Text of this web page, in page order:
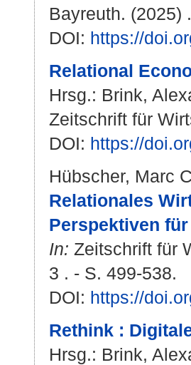
Bayreuth. (2025)
DOI: https://
Relational
Hrsg.: Brink,
Zeitschrift für
DOI: https://
Hübscher, Marc
Relationales
Perspektiven
In: Zeitschrift für
3 . - S. 499-538.
DOI: https://
Rethink :
Hrsg.: Brink,